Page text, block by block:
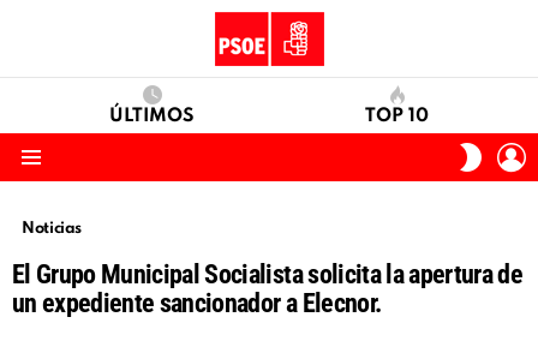
ÚLTIMOS TOP 10
SKIN
Noticias
El Grupo Municipal Socialista solicita la apertura de
un expediente sancionador a Elecnor.